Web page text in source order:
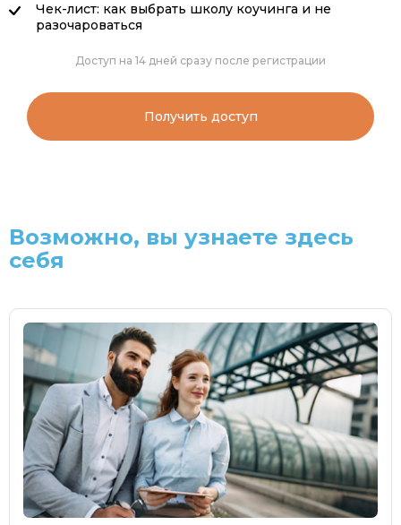
Чек-лист: как выбрать школу коучинга и не
разочароваться
Доступ на 14 дней сразу после регистрации
Получить доступ
Возможно, вы узнаете здесь
себя